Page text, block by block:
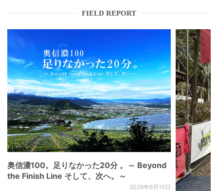
FIELD REPORT
奥信濃100。足りなかった20分 。～ Beyond
the Finish Line そして、次へ。～
2026年6月15日